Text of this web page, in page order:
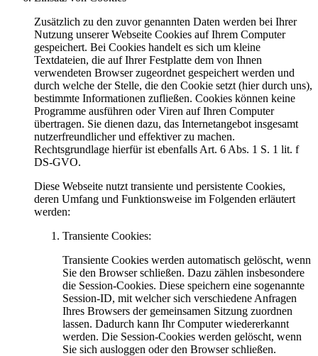
Zusätzlich zu den zuvor genannten Daten werden bei Ihrer
Nutzung unserer Webseite Cookies auf Ihrem Computer
gespeichert. Bei Cookies handelt es sich um kleine
Textdateien, die auf Ihrer Festplatte dem von Ihnen
verwendeten Browser zugeordnet gespeichert werden und
durch welche der Stelle, die den Cookie setzt (hier durch uns),
bestimmte Informationen zufließen. Cookies können keine
Programme ausführen oder Viren auf Ihren Computer
übertragen. Sie dienen dazu, das Internetangebot insgesamt
nutzerfreundlicher und effektiver zu machen.
Rechtsgrundlage hierfür ist ebenfalls Art. 6 Abs. 1 S. 1 lit. f
DS-GVO.
Diese Webseite nutzt transiente und persistente Cookies,
deren Umfang und Funktionsweise im Folgenden erläutert
werden:
Transiente Cookies:
Transiente Cookies werden automatisch gelöscht, wenn
Sie den Browser schließen. Dazu zählen insbesondere
die Session-Cookies. Diese speichern eine sogenannte
Session-ID, mit welcher sich verschiedene Anfragen
Ihres Browsers der gemeinsamen Sitzung zuordnen
lassen. Dadurch kann Ihr Computer wiedererkannt
werden. Die Session-Cookies werden gelöscht, wenn
Sie sich ausloggen oder den Browser schließen.